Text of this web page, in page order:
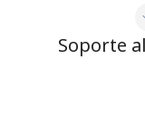
Soporte